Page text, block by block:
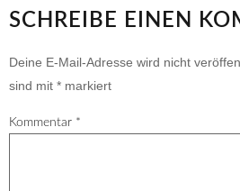
SCHREIBE EINEN
Deine E-Mail-Adresse wird nicht
sind mit * markiert
Kommentar *